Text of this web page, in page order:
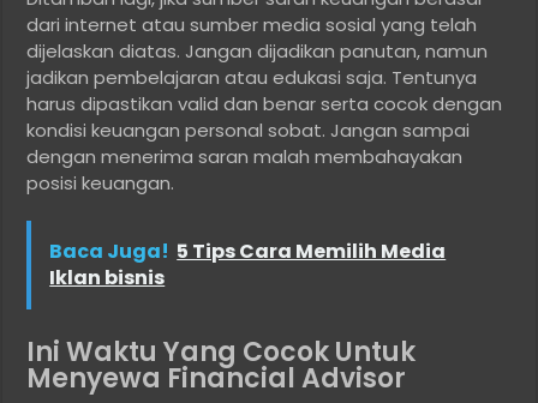
dari internet atau sumber media sosial yang telah
dijelaskan diatas. Jangan dijadikan panutan, namun
jadikan pembelajaran atau edukasi saja. Tentunya
harus dipastikan valid dan benar serta cocok dengan
kondisi keuangan personal sobat. Jangan sampai
dengan menerima saran malah membahayakan
posisi keuangan.
Baca Juga! 5 Tips Cara Memilih Media
Iklan bisnis
Ini Waktu Yang Cocok Untuk
Menyewa Financial Advisor